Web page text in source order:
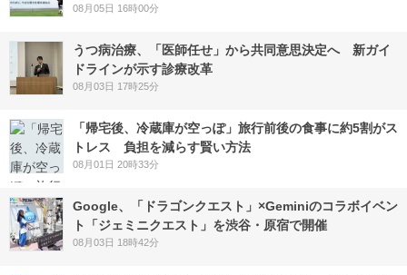
08月05日 16時00分
うつ病治療、「医師任せ」から共同意思決定へ 新ガイ
ドラインが示す診療改革
08月03日 17時25分
「帰宅後、冷蔵庫が空っぽ」旅行前後の食事に約5割がス
トレス 負担を減らす賢い方法
08月01日 20時33分
Google、「ドラゴンクエスト」×Geminiのコラボイベン
ト「ジェミニクエスト」を渋谷・原宿で開催
08月03日 18時42分